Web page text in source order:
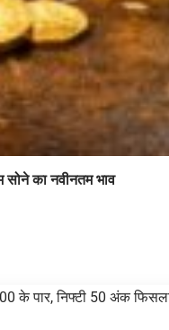
सोने का नवीनतम भाव